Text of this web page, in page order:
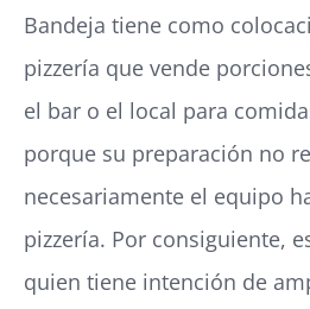
Bandeja tiene como
pizzería que vende
el bar o el local para
porque su preparación no
necesariamente el equipo
pizzería. Por consiguiente,
quien tiene intención de